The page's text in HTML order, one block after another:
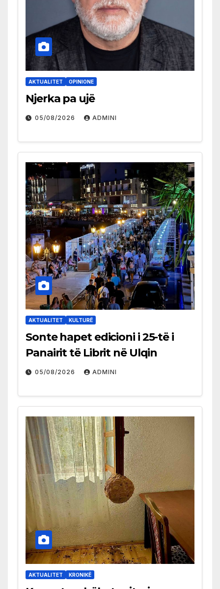
AKTUALITET OPINIONE
Njerka pa ujë
05/08/2026 ADMINI
AKTUALITET KULTURË
Sonte hapet edicioni i 25-të i
Panairit të Librit në Ulqin
05/08/2026 ADMINI
AKTUALITET KRONIKË